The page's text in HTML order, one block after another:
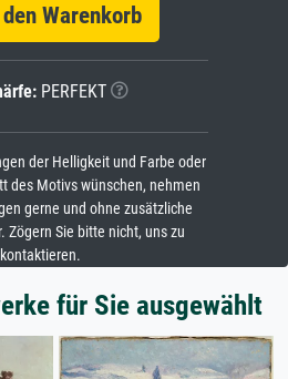
Warenkorb
PERFEKT
der Helligkeit und Farbe oder
des Motivs wünschen, nehmen
gerne und ohne zusätzliche
Zögern Sie bitte nicht, uns zu
kontaktieren.
für Sie ausgewählt